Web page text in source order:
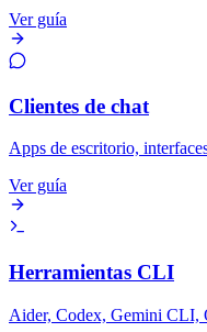
Ver guía
Clientes de chat
Apps de escritorio,
Ver guía
Herramientas CLI
Aider, Codex, Gemini CLI,